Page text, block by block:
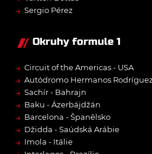
→ Sergio Pérez
Okruhy formule 1
→ Circuit of the Americas - USA
→ Autódromo Hermanos
→ Sachír - Bahrajn
→ Baku - Ázerbájdžán
→ Barcelona - Španělsko
→ Džidda - Saúdská Arábie
→ Imola - Itálie